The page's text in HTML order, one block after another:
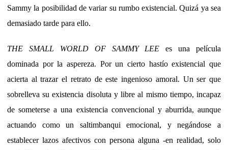
Sammy la posibilidad de variar su rumbo existencial. Quizá ya sea
demasiado tarde para ello.
THE SMALL WORLD OF SAMMY LEE es una película
dominada por la aspereza. Por un cierto hastío existencial que
acierta al trazar el retrato de este ingenioso amoral. Un ser que
sobrelleva su existencia disoluta y libre al mismo tiempo, incapaz
de someterse a una existencia convencional y aburrida, aunque
actuando como un saltimbanqui emocional, y negándose a
establecer lazos afectivos con persona alguna -en realidad, solo